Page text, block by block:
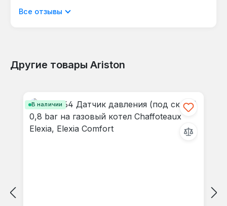
Отображать отзывы только на текущем
Все отзывы
Другие товары Ariston
В наличии